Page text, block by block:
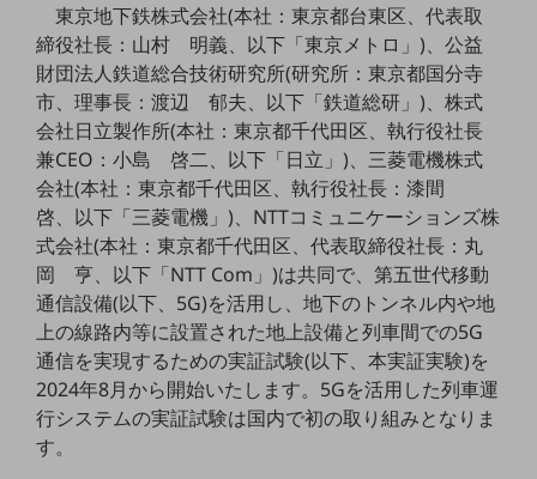
サービス・ソリューションをご紹介
カテゴリーで探す
カテゴリーで探すTOP
ネットワーク・モバイル
クラウド・データセンター
電話・映像コミュニケーション
セキュリティ
データ利活用
東京地下鉄株式会社(本社：東京都台東区、代表取
締役社長：山村 明義、以下「東京メトロ」)、公益
財団法人鉄道総合技術研究所(研究所：東京都国分寺
市、理事長：渡辺 郁夫、以下「鉄道総研」)、株式
会社日立製作所(本社：東京都千代田区、執行役社長
兼CEO：小島 啓二、以下「日立」)、三菱電機株式
会社(本社：東京都千代田区、執行役社長：漆間
啓、以下「三菱電機」)、NTTコミュニケーションズ株
式会社(本社：東京都千代田区、代表取締役社長：丸
岡 亨、以下「NTT Com」)は共同で、第五世代移動
通信設備(以下、5G)を活用し、地下のトンネル内や地
上の線路内等に設置された地上設備と列車間での5G
通信を実現するための実証試験(以下、本実証実験)を
2024年8月から開始いたします。5Gを活用した列車運
行システムの実証試験は国内で初の取り組みとなりま
す。